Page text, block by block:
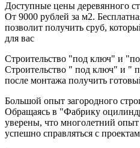
Доступные цены деревянного
От 9000 рублей за м2.
позволит получить сруб,
для вас
Строительство "под ключ" и
Строительство " под ключ" и "
после монтажа получить
Большой опыт загородного
Обращаясь в "Фабрику
уверены, что многолетний
успешно справляться с